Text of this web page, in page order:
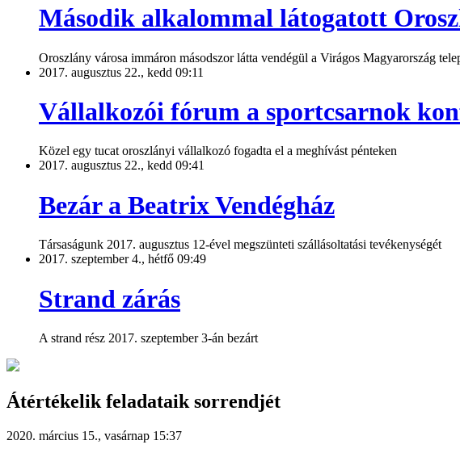
Második alkalommal látogatott
Oroszlány városa immáron másodszor látta vendégül a Virágos Magyarország
2017. augusztus 22., kedd 09:11
Vállalkozói fórum a sportcsarnok
Közel egy tucat oroszlányi vállalkozó fogadta el a meghívást pénteken
2017. augusztus 22., kedd 09:41
Bezár a Beatrix Vendégház
Társaságunk 2017. augusztus 12-ével megszünteti szállásoltatási tevékenységét
2017. szeptember 4., hétfő 09:49
Strand zárás
A strand rész 2017. szeptember 3-án bezárt
Átértékelik feladataik sorrendjét
2020. március 15., vasárnap 15:37